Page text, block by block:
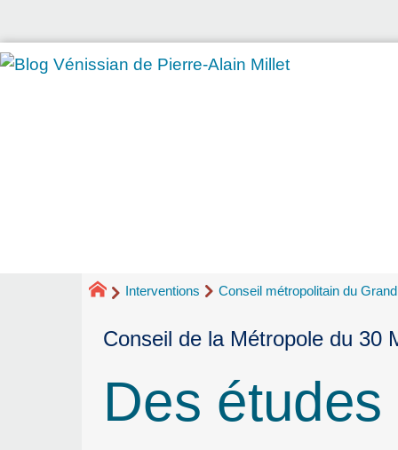
Interventions Conseil métropolitain du
Conseil de la Métropole du 30
Des